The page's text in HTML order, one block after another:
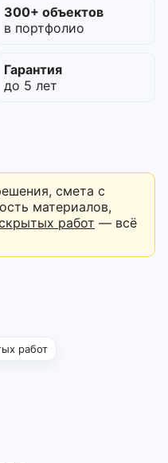
300+ объектов
в портфолио
Гарантия
до 5 лет
смета с
материалов,
работ — всё
работ